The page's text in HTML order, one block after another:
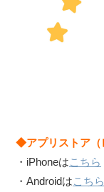
◆アプリストア（
・iPhoneはこちら
・Androidはこちら